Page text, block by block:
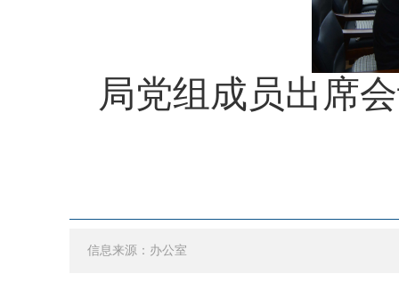
局党组成员出席
信息来源：办公室